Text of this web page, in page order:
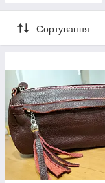
Сортування